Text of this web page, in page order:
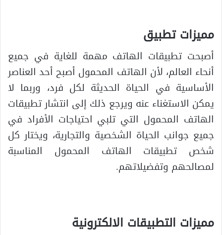
مميزات تطبيق
أصبحت تطبيقات الهاتف مهمة للغاية في جميع
أنحاء العالم، لأن الهاتف المحمول أصبح أحد العناصر
الأساسية في الحياة الحديثة لكل فرد، وربما لا
يمكن الاستغناء عنه ويرجع ذلك إلى انتشار تطبيقات
الهاتف المحمول التي تلبي احتياجات الأفراد في
جميع جوانب الحياة الشخصية والتجارية، ويختار كل
شخص تطبيقات الهاتف المحمول المناسبة
لمصالحهم وتفضيلاتهم.
مميزات التطبيقات الالكترونية